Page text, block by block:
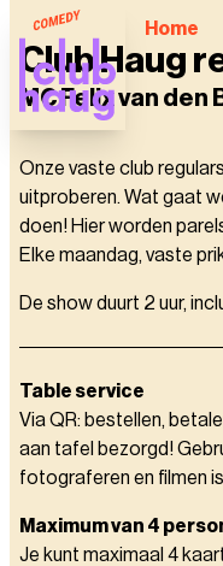
Home
Club Haug
MC Felix van den
Onze vaste club
uitproberen. Wat gaat
doen! Hier worden
Elke maandag, vaste
De show duurt 2 uur,
Table service
Via QR: bestellen,
aan tafel bezorgd!
fotograferen en filmen
Maximum van 4
Je kunt maximaal 4